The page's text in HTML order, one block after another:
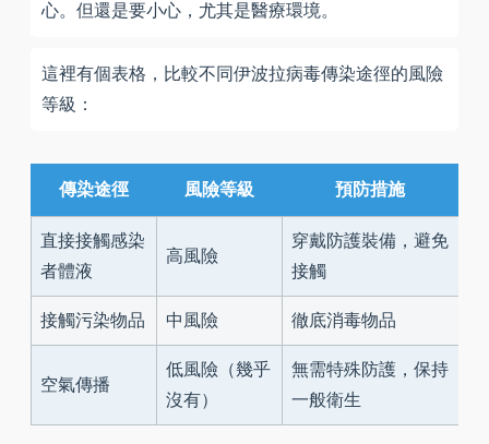
心。但還是要小心，尤其是醫療環境。
這裡有個表格，比較不同伊波拉病毒傳染途徑的風險
等級：
傳染途徑 風險等級 預防措施
直接接觸感染
者體液
高風險
穿戴防護裝備，避免
接觸
接觸污染物品 中風險 徹底消毒物品
空氣傳播
低風險（幾乎
沒有）
無需特殊防護，保持
一般衛生